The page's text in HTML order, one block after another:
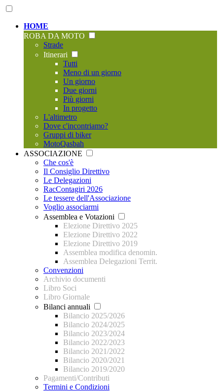
HOME
ROBA DA MOTO
Strade
Itinerari
Tutti
Meno di un giorno
Un giorno
Due giorni
Più giorni
In progetto
L'altimetro
Dove c'incontriamo?
Gruppi di biker
MotoQasbah
ASSOCIAZIONE
Che cos'è
Il Consiglio Direttivo
Le Delegazioni
RacContagiri 2026
Le tessere dell'Associazione
Voglio associarmi
Assemblea e Votazioni
Elezione Direttivo 2025
Elezione Direttivo 2022
Elezione Direttivo 2019
Assemblea modifica denomin.
Assemblea Delegazioni Territ.
Convenzioni
Archivio documenti
Libro Soci
Libro Giornale
Bilanci annuali
Bilancio 2025/2026
Bilancio 2024/2025
Bilancio 2023/2024
Bilancio 2022/2023
Bilancio 2021/2022
Bilancio 2020/2021
Bilancio 2019/2020
Pagamenti/Contributi
Termini e Condizioni